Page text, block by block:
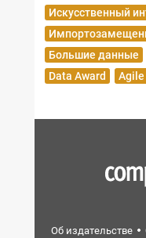
Искусственный
Большие данные
Data Award
Agile
Об издательстве